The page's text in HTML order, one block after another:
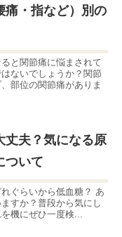
痛・指など）別の
と関節痛に悩まされて
ないでしょうか？関節
部位の関節痛がありま
丈夫？気になる原
ついて
ぐらいから低血糖？ あ
すか？普段から気にし
機にぜひ一度検...